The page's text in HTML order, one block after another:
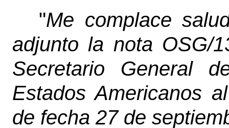
"Me complace
adjunto la nota OSG/
Secretario General
Estados Americanos
de fecha 27 de